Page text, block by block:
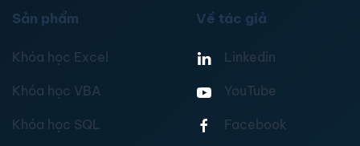
Sản phẩm
Khóa học Excel
Khóa học VBA
Khóa học SQL
Về tác giả
Linkedin
YouTube
Facebook